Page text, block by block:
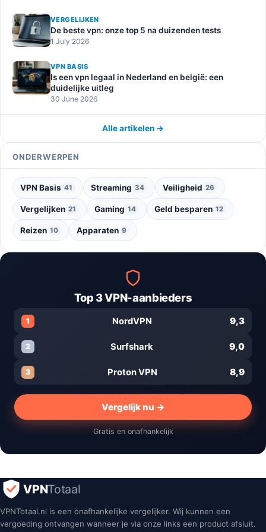
VERGELIJKEN
De beste vpn: onze top 5 na duizenden tests
1 July 2026
VPN BASIS
Is een vpn legaal in Nederland en belgië: een
duidelijke uitleg
30 June 2026
Alle artikelen →
ONDERWERPEN
VPN Basis 41 Streaming 34 Veiligheid 26
Vergelijken 21 Gaming 14 Geld besparen 12
Reizen 10 Apparaten 9
Top 3 VPN-aanbieders
1 NordVPN 9,3
2 Surfshark 9,0
3 Proton VPN 8,9
Vergelijk nu →
Gratis en onafhankelijk
VPNTotaal
VPNTotaal.nl is een onafhankelijke vergelijker. Wij kunnen een
vergoeding ontvangen wanneer je via onze links een product afsluit.